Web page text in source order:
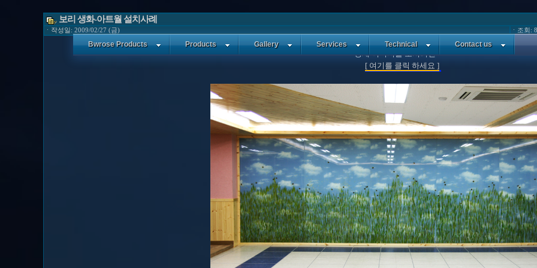
Bwrose Products Products Gallery Services Technical Contact us
보리 생화-아트월 설치사례
ㆍ작성일: 2009/02/27 (금) ㆍ조회:
자연소재-보리로 만든 아트월 설치 사례
상세 이미지를 보시려면
[ 여기를 클릭 하세요 ]